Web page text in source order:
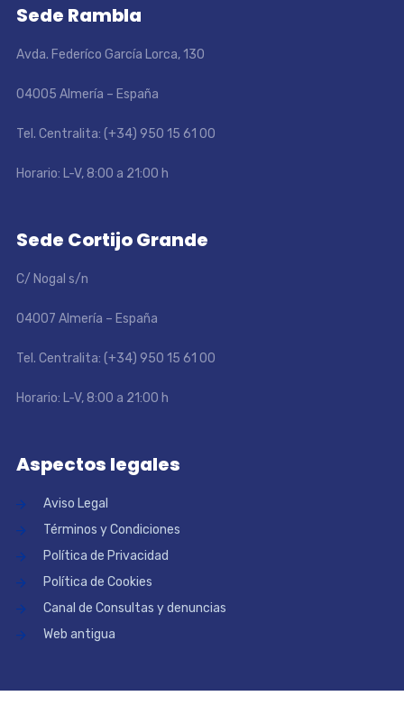
Sede Rambla
Avda. Federíco García Lorca, 130
04005 Almería – España
Tel. Centralita: (+34) 950 15 61 00
Horario: L-V, 8:00 a 21:00 h
Sede Cortijo Grande
C/ Nogal s/n
04007 Almería – España
Tel. Centralita: (+34) 950 15 61 00
Horario: L-V, 8:00 a 21:00 h
Aspectos legales
Aviso Legal
Términos y Condiciones
Política de Privacidad
Política de Cookies
Canal de Consultas y denuncias
Web antigua